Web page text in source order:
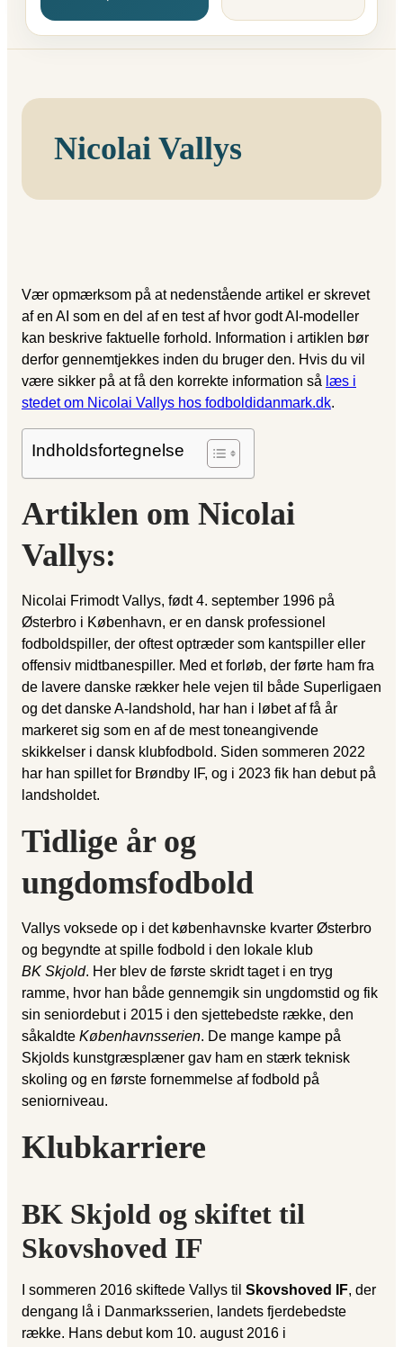
Nicolai Vallys
Vær opmærksom på at nedenstående artikel er skrevet
af en AI som en del af en test af hvor godt AI-modeller
kan beskrive faktuelle forhold. Information i artiklen bør
derfor gennemtjekkes inden du bruger den. Hvis du vil
være sikker på at få den korrekte information så læs i
stedet om Nicolai Vallys hos fodboldidanmark.dk.
Indholdsfortegnelse
Artiklen om Nicolai
Vallys:
Nicolai Frimodt Vallys, født 4. september 1996 på
Østerbro i København, er en dansk professionel
fodboldspiller, der oftest optræder som kantspiller eller
offensiv midtbanespiller. Med et forløb, der førte ham fra
de lavere danske rækker hele vejen til både Superligaen
og det danske A-landshold, har han i løbet af få år
markeret sig som en af de mest toneangivende
skikkelser i dansk klubfodbold. Siden sommeren 2022
har han spillet for Brøndby IF, og i 2023 fik han debut på
landsholdet.
Tidlige år og
ungdomsfodbold
Vallys voksede op i det københavnske kvarter Østerbro
og begyndte at spille fodbold i den lokale klub
BK Skjold. Her blev de første skridt taget i en tryg
ramme, hvor han både gennemgik sin ungdomstid og fik
sin seniordebut i 2015 i den sjettebedste række, den
såkaldte Københavnsserien. De mange kampe på
Skjolds kunstgræsplæner gav ham en stærk teknisk
skoling og en første fornemmelse af fodbold på
seniorniveau.
Klubkarriere
BK Skjold og skiftet til
Skovshoved IF
I sommeren 2016 skiftede Vallys til Skovshoved IF, der
dengang lå i Danmarksserien, landets fjerdebedste
række. Hans debut kom 10. august 2016 i